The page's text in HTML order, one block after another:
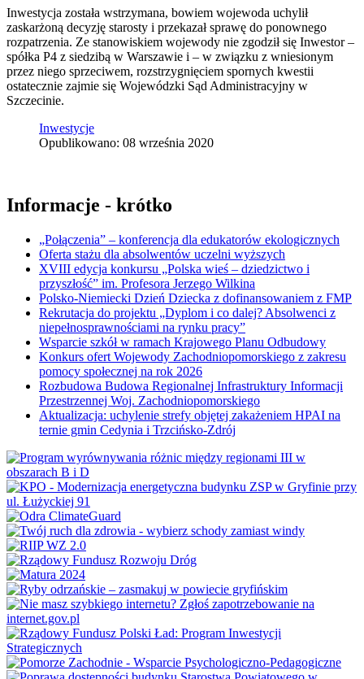
Inwestycja została wstrzymana, bowiem wojewoda uchylił
zaskarżoną decyzję starosty i przekazał sprawę do ponownego
rozpatrzenia. Ze stanowiskiem wojewody nie zgodził się Inwestor –
spółka P4 z siedzibą w Warszawie i – w związku z wniesionym
przez niego sprzeciwem, rozstrzygnięciem spornych kwestii
ostatecznie zajmie się Wojewódzki Sąd Administracyjny w
Szczecinie.
Inwestycje
Opublikowano: 08 września 2020
Informacje - krótko
„Połączenia” – konferencja dla edukatorów ekologicznych
Oferta stażu dla absolwentów uczelni wyższych
XVIII edycja konkursu „Polska wieś – dziedzictwo i
przyszłość” im. Profesora Jerzego Wilkina
Polsko-Niemiecki Dzień Dziecka z dofinansowaniem z FMP
Rekrutacja do projektu „Dyplom i co dalej? Absolwenci z
niepełnosprawnościami na rynku pracy”
Wsparcie szkół w ramach Krajowego Planu Odbudowy
Konkurs ofert Wojewody Zachodniopomorskiego z zakresu
pomocy społecznej na rok 2026
Rozbudowa Budowa Regionalnej Infrastruktury Informacji
Przestrzennej Woj. Zachodniopomorskiego
Aktualizacja: uchylenie strefy objętej zakażeniem HPAI na
ternie gmin Cedynia i Trzcińsko-Zdrój